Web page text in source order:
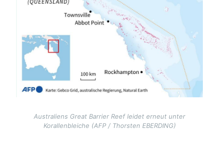
Australiens Great Barrier Reef leidet erneut unter
Korallenbleiche (AFP / Thorsten EBERDING)